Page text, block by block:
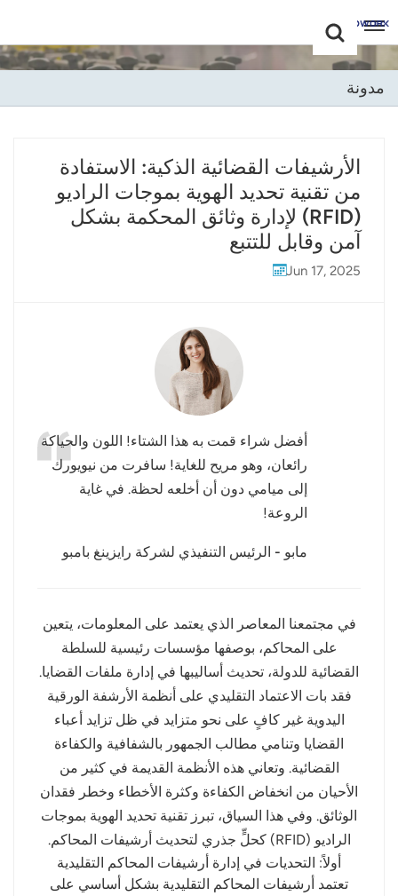
+86 -18681515767
English
Deutsch
Русский
Italiano
Português
Nederland
日语
한국어
Türk
Melayu
Polski
Tiếng Việt
Indonesia
magyar
مدونة
الأرشيفات القضائية الذكية: الاستفادة
من تقنية تحديد الهوية بموجات الراديو
(RFID) لإدارة وثائق المحكمة بشكل
آمن وقابل للتتبع
Jun 17, 2025
أفضل شراء قمت به هذا الشتاء! اللون والحياكة
رائعان، وهو مريح للغاية! سافرت من نيويورك
إلى ميامي دون أن أخلعه لحظة. في غاية
الروعة!
مابو - الرئيس التنفيذي لشركة رايزينغ بامبو
في مجتمعنا المعاصر الذي يعتمد على المعلومات، يتعين
على المحاكم، بوصفها مؤسسات رئيسية للسلطة
القضائية للدولة، تحديث أساليبها في إدارة ملفات القضايا.
فقد بات الاعتماد التقليدي على أنظمة الأرشفة الورقية
اليدوية غير كافٍ على نحو متزايد في ظل تزايد أعباء
القضايا وتنامي مطالب الجمهور بالشفافية والكفاءة
القضائية. وتعاني هذه الأنظمة القديمة في كثير من
الأحيان من انخفاض الكفاءة وكثرة الأخطاء وخطر فقدان
الوثائق. وفي هذا السياق، تبرز تقنية تحديد الهوية بموجات
الراديو (RFID) كحلٍّ جذري لتحديث أرشيفات المحاكم.
أولاً: التحديات في إدارة أرشيفات المحاكم التقليدية
تعتمد أرشيفات المحاكم التقليدية بشكل أساسي على